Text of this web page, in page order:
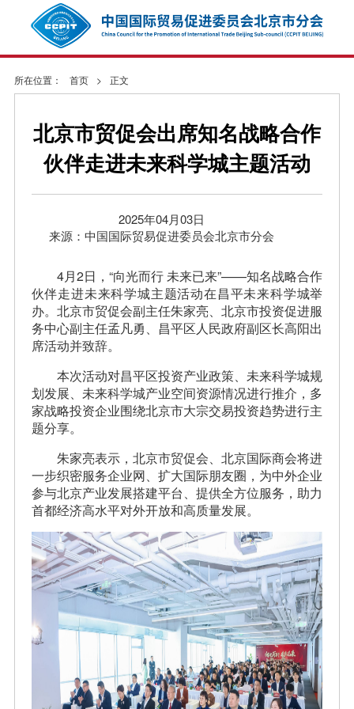
所在位置： 首页 > 正文
北京市贸促会出席知名战略合作
伙伴走进未来科学城主题活动
2025年04月03日
来源：中国国际贸易促进委员会北京市分会
4月2日，“向光而行 未来已来”——知名战略合作
伙伴走进未来科学城主题活动在昌平未来科学城举
办。北京市贸促会副主任朱家亮、北京市投资促进服
务中心副主任孟凡勇、昌平区人民政府副区长高阳出
席活动并致辞。
本次活动对昌平区投资产业政策、未来科学城规
划发展、未来科学城产业空间资源情况进行推介，多
家战略投资企业围绕北京市大宗交易投资趋势进行主
题分享。
朱家亮表示，北京市贸促会、北京国际商会将进
一步织密服务企业网、扩大国际朋友圈，为中外企业
参与北京产业发展搭建平台、提供全方位服务，助力
首都经济高水平对外开放和高质量发展。